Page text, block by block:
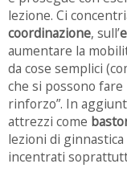
lezione. Ci
coordinazione, sull’
aumentare la
da cose semplici
che si possono
rinforzo”. In
attrezzi come
lezioni di
incentrati